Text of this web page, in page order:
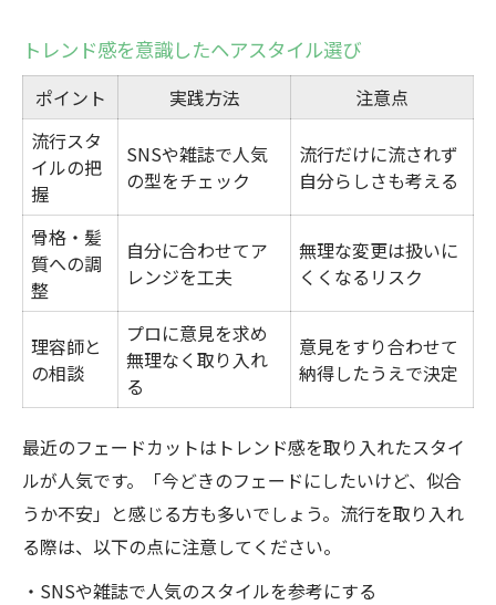
トレンド感を意識したヘアスタイル選び
ポイント 実践方法
注意点
流行スタ
イルの把
握
SNSや雑誌で人気
の型をチェック
流行だけに流されず
自分らしさも考える
骨格・髪
質への調
整
自分に合わせてア
レンジを工夫
無理な変更は扱いに
くくなるリスク
理容師と
の相談
プロに意見を求め
無理なく取り入れ
る
意見をすり合わせて
納得したうえで決定
最近のフェードカットはトレンド感を取り入れたスタイ
ルが人気です。「今どきのフェードにしたいけど、似合
うか不安」と感じる方も多いでしょう。流行を取り入れ
る際は、以下の点に注意してください。
・SNSや雑誌で人気のスタイルを参考にする